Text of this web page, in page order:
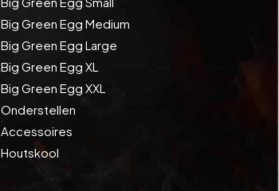
Big Green Egg Medium
Big Green Egg Large
Big Green Egg XL
Big Green Egg XXL
Onderstellen
Accessoires
Houtskool